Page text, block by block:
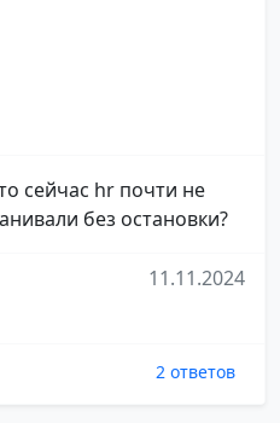
сейчас hr почти не
без остановки?
11.11.2024
2 ответов